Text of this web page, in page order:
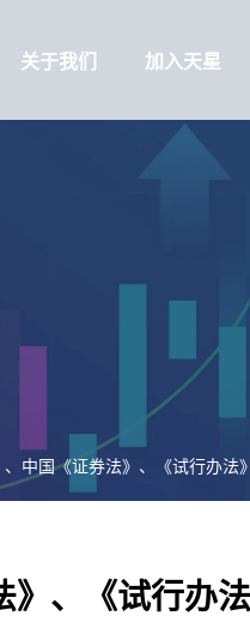
关于我们 加入天星
、中国《证券法》、《试行办法
》、《试行办